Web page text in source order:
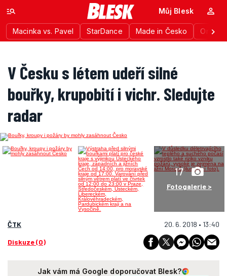
Macinka vs. Pavel StarDance Made in Česko
Můj Blesk
V Česku s létem udeří silné
bouřky, krupobití i vichr. Sledujte
radar
17
Fotogalerie >
ČTK 20. 6. 2018 • 13:40
Diskuze (0)
Jak vám má Google doporučovat Blesk?